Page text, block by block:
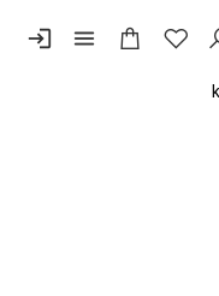
menu
login